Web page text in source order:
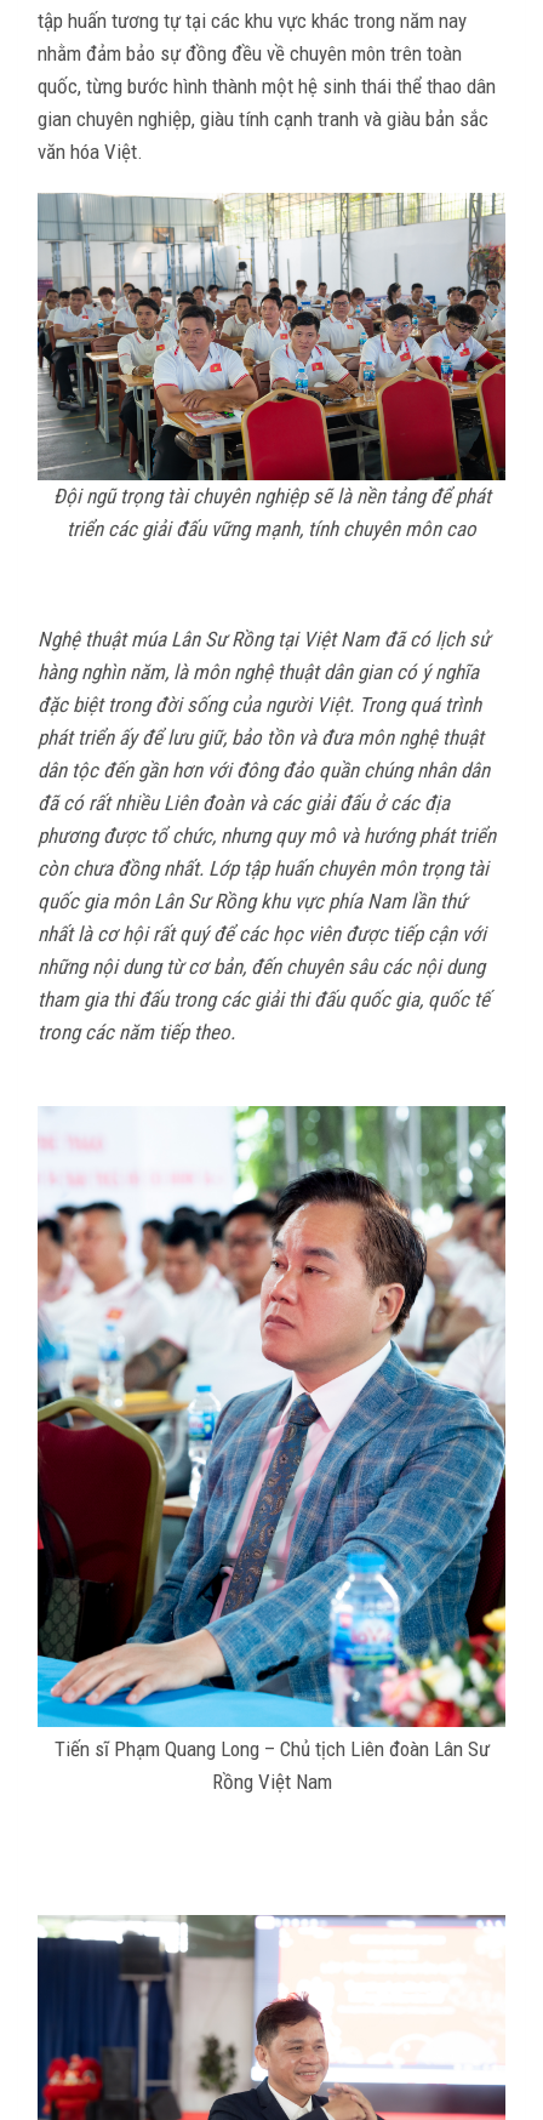
tập huấn tương tự tại các khu vực khác trong năm nay
nhằm đảm bảo sự đồng đều về chuyên môn trên toàn
quốc, từng bước hình thành một hệ sinh thái thể thao dân
gian chuyên nghiệp, giàu tính cạnh tranh và giàu bản sắc
văn hóa Việt.
Đội ngũ trọng tài chuyên nghiệp sẽ là nền tảng để phát
triển các giải đấu vững mạnh, tính chuyên môn cao
Nghệ thuật múa Lân Sư Rồng tại Việt Nam đã có lịch sử
hàng nghìn năm, là môn nghệ thuật dân gian có ý nghĩa
đặc biệt trong đời sống của người Việt. Trong quá trình
phát triển ấy để lưu giữ, bảo tồn và đưa môn nghệ thuật
dân tộc đến gần hơn với đông đảo quần chúng nhân dân
đã có rất nhiều Liên đoàn và các giải đấu ở các địa
phương được tổ chức, nhưng quy mô và hướng phát triển
còn chưa đồng nhất. Lớp tập huấn chuyên môn trọng tài
quốc gia môn Lân Sư Rồng khu vực phía Nam lần thứ
nhất là cơ hội rất quý để các học viên được tiếp cận với
những nội dung từ cơ bản, đến chuyên sâu các nội dung
tham gia thi đấu trong các giải thi đấu quốc gia, quốc tế
trong các năm tiếp theo.
Tiến sĩ Phạm Quang Long – Chủ tịch Liên đoàn Lân Sư
Rồng Việt Nam